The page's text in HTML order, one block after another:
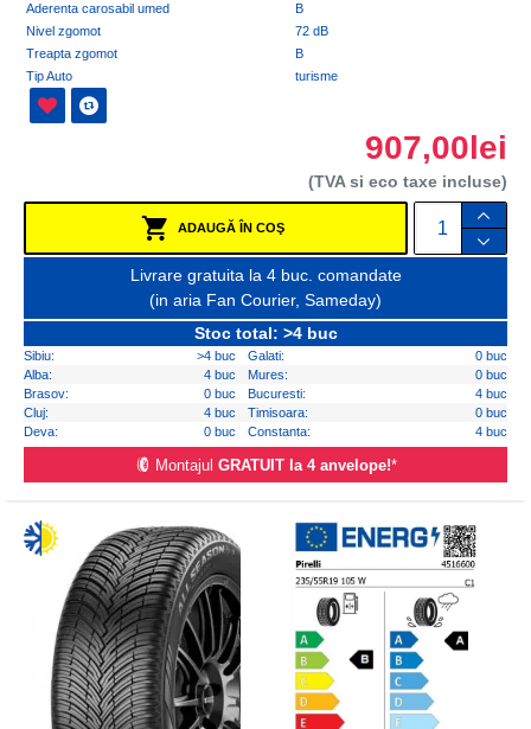
Aderenta carosabil umed
B
Nivel zgomot
72 dB
Treapta zgomot
B
Tip Auto
turisme
907,00lei
(TVA si eco taxe incluse)
ADAUGĂ ÎN COŞ
Livrare gratuita la 4 buc. comandate
(in aria Fan Courier, Sameday)
Stoc total: >4 buc
Sibiu: >4 buc Galati:
0 buc
Alba:
4 buc Mures:
0 buc
Brasov:
0 buc Bucuresti:
4 buc
Cluj:
4 buc Timisoara:
0 buc
Deva:
0 buc Constanta: 4 buc
Montajul GRATUIT la 4 anvelope!*